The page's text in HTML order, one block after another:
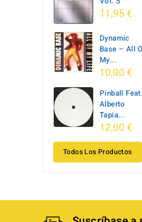
11,95 €
Dynamic
Base ‎– All
My...
10,00 €
Pinball Feat.
Alberto
Tapia...
12,00 €
Todos Los Productos